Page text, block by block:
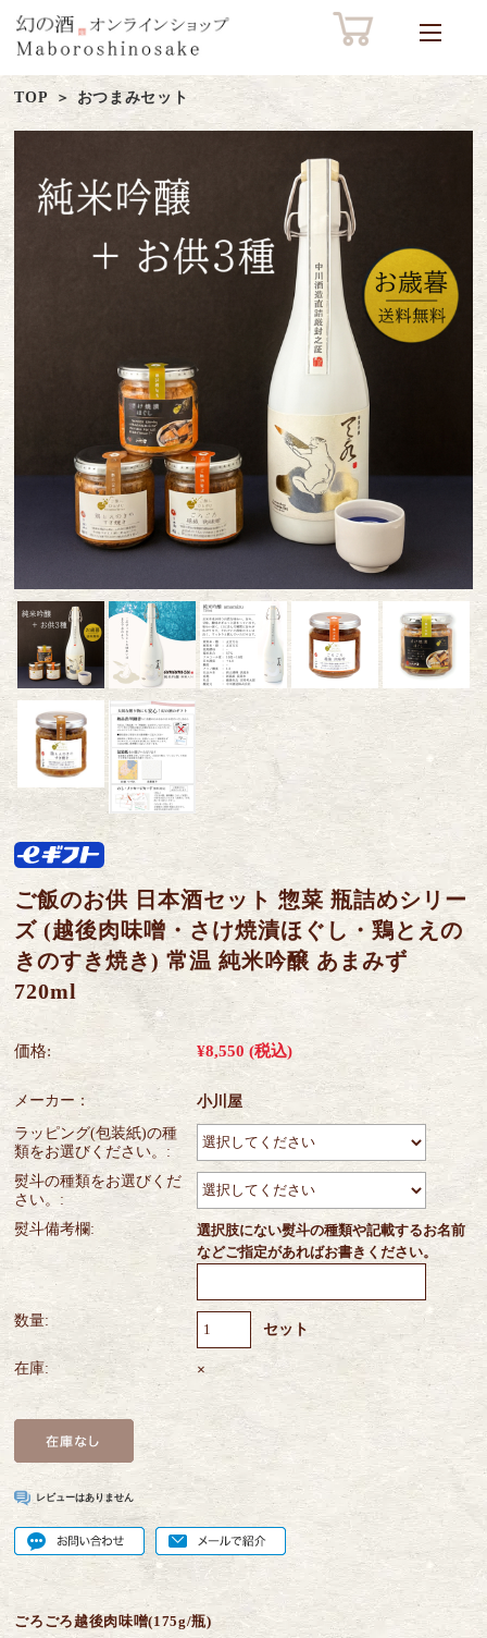
TOP おつまみセット
ご飯のお供 日本酒セット 惣菜 瓶詰めシリー
ズ (越後肉味噌・さけ焼漬ほぐし・鶏とえの
きのすき焼き) 常温 純米吟醸 あまみず
720ml
価格: ¥8,550 (税込)
メーカー：
小川屋
ラッピング(包装紙)の種
類をお選びください。:
熨斗の種類をお選びくだ
さい。:
熨斗備考欄:
選択肢にない熨斗の種類や記載するお名前
などご指定があればお書きください。
数量:
セット
在庫: ×
レビューはありません
ごろごろ越後肉味噌(175g/瓶)